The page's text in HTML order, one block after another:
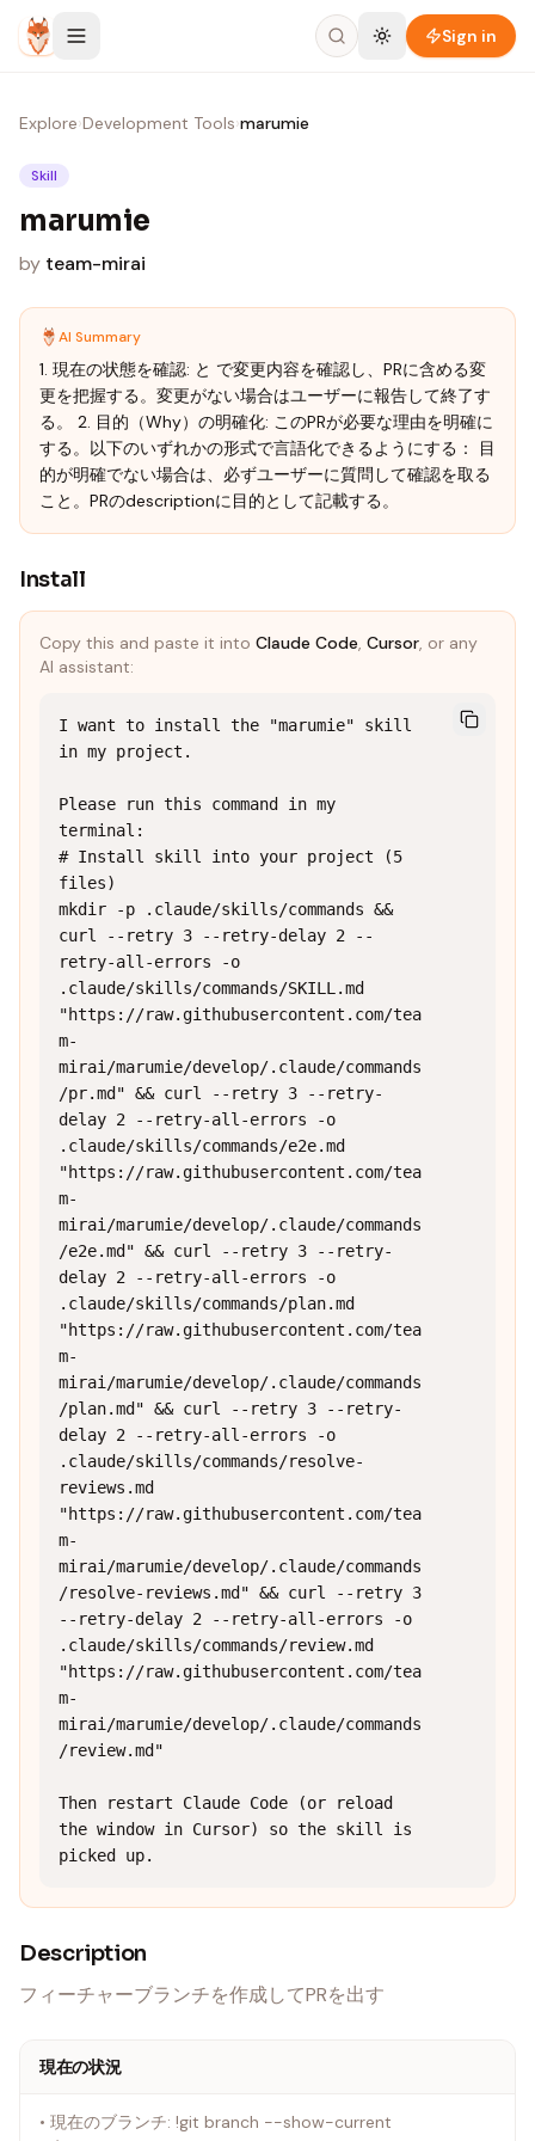
Skip to content
Sign in
Explore›Development Tools›marumie
Skill
marumie
by team-mirai
AI Summary
1. 現在の状態を確認: と で変更内容を確認し、PRに含める変
更を把握する。変更がない場合はユーザーに報告して終了す
る。 2. 目的（Why）の明確化: このPRが必要な理由を明確に
する。以下のいずれかの形式で言語化できるようにする： 目
的が明確でない場合は、必ずユーザーに質問して確認を取る
こと。PRのdescriptionに目的として記載する。
Install
Copy this and paste it into Claude Code, Cursor, or any
AI assistant:
I want to install the "marumie" skill
in my project.
Please run this command in my
terminal:
# Install skill into your project (5
files)
mkdir -p .claude/skills/commands &&
curl --retry 3 --retry-delay 2 --
retry-all-errors -o
.claude/skills/commands/SKILL.md
"https://raw.githubusercontent.com/tea
m-
mirai/marumie/develop/.claude/commands
/pr.md" && curl --retry 3 --retry-
delay 2 --retry-all-errors -o
.claude/skills/commands/e2e.md
"https://raw.githubusercontent.com/tea
m-
mirai/marumie/develop/.claude/commands
/e2e.md" && curl --retry 3 --retry-
delay 2 --retry-all-errors -o
.claude/skills/commands/plan.md
"https://raw.githubusercontent.com/tea
m-
mirai/marumie/develop/.claude/commands
/plan.md" && curl --retry 3 --retry-
delay 2 --retry-all-errors -o
.claude/skills/commands/resolve-
reviews.md
"https://raw.githubusercontent.com/tea
m-
mirai/marumie/develop/.claude/commands
/resolve-reviews.md" && curl --retry 3
--retry-delay 2 --retry-all-errors -o
.claude/skills/commands/review.md
"https://raw.githubusercontent.com/tea
m-
mirai/marumie/develop/.claude/commands
/review.md"
Then restart Claude Code (or reload
the window in Cursor) so the skill is
picked up.
Description
フィーチャーブランチを作成してPRを出す
現在の状況
• 現在のブランチ: !git branch --show-current